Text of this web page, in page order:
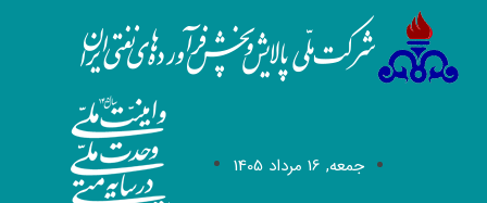
جمعه, 16 مرداد 1405